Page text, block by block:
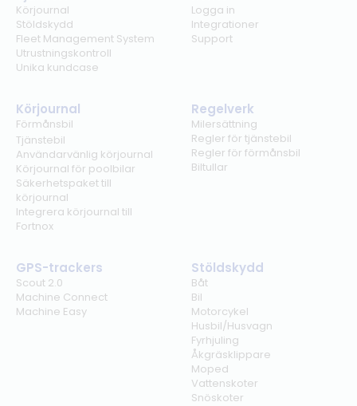
Körjournal
Stöldskydd
Fleet Management System
Utrustningskontroll
Unika kundcase
Logga in
Integrationer
Support
Körjournal
Förmånsbil
Tjänstebil
Användarvänlig körjournal
Körjournal för poolbilar
Säkerhetspaket till
körjournal
Integrera körjournal till
Fortnox
Regelverk
Milersättning
Regler för tjänstebil
Regler för förmånsbil
Biltullar
GPS-trackers
Scout 2.0
Machine Connect
Machine Easy
Stöldskydd
Båt
Bil
Motorcykel
Husbil/Husvagn
Fyrhjuling
Åkgräsklippare
Moped
Vattenskoter
Snöskoter